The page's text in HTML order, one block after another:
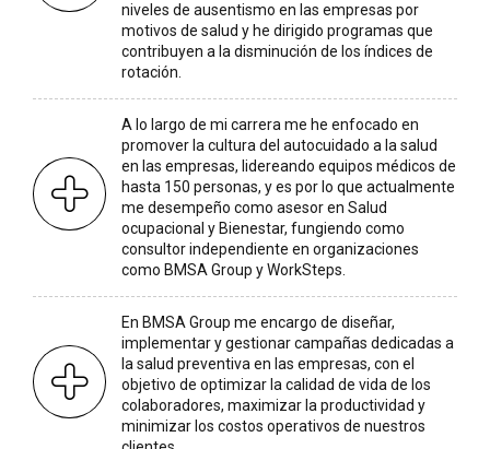
niveles de ausentismo en las empresas por
motivos de salud y he dirigido programas que
contribuyen a la disminución de los índices de
rotación.
A lo largo de mi carrera me he enfocado en
promover la cultura del autocuidado a la salud
en las empresas, lidereando equipos médicos de
hasta 150 personas, y es por lo que actualmente
me desempeño como asesor en Salud
ocupacional y Bienestar, fungiendo como
consultor independiente en organizaciones
como BMSA Group y WorkSteps.
En BMSA Group me encargo de diseñar,
implementar y gestionar campañas dedicadas a
la salud preventiva en las empresas, con el
objetivo de optimizar la calidad de vida de los
colaboradores, maximizar la productividad y
minimizar los costos operativos de nuestros